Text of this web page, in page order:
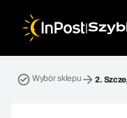
|
Wybór sklepu 2.